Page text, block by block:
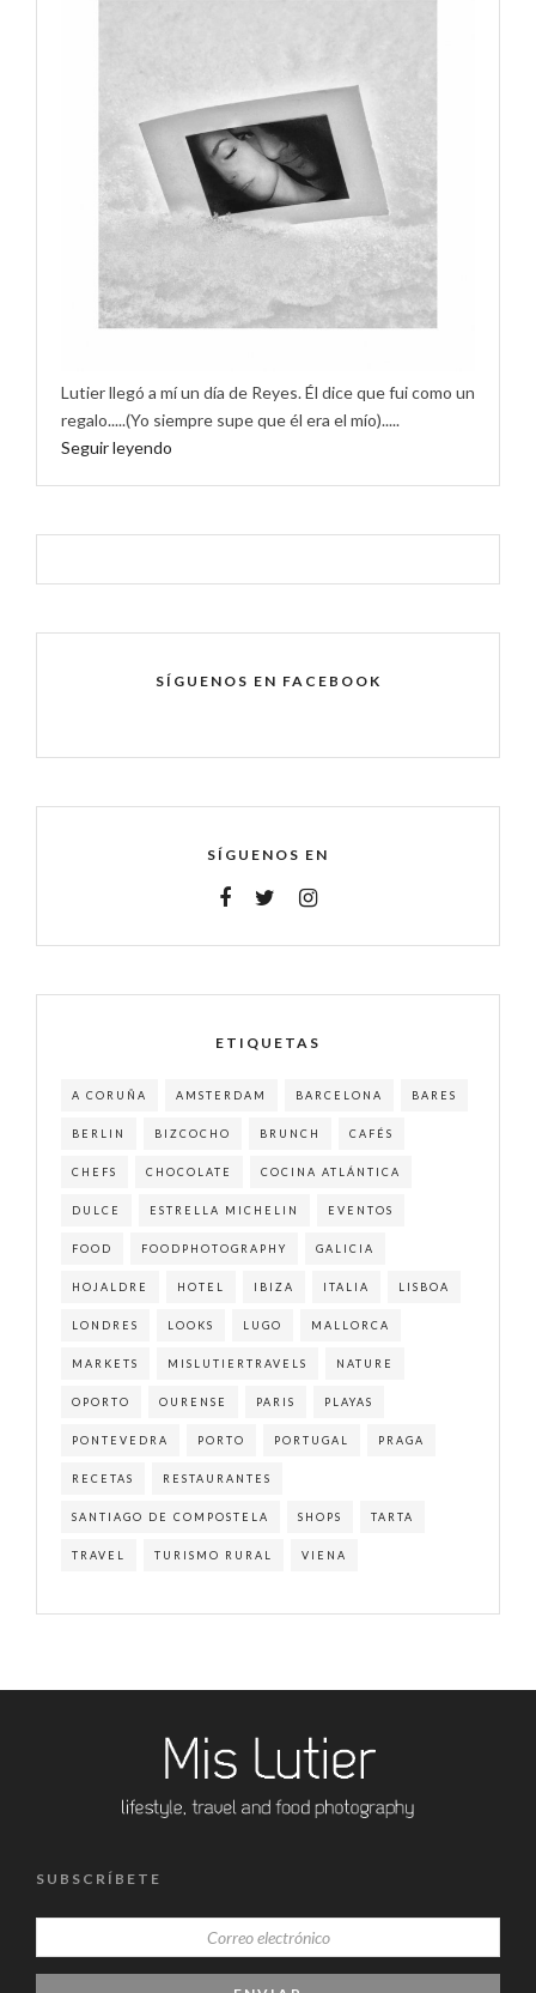
Lutier llegó a mí un día de Reyes. Él dice que fui como un
regalo.....(Yo siempre supe que él era el mío).....
Seguir leyendo
SÍGUENOS EN FACEBOOK
SÍGUENOS EN
ETIQUETAS
A CORUÑA AMSTERDAM BARCELONA BARES
BERLIN BIZCOCHO BRUNCH CAFÉS
CHEFS CHOCOLATE COCINA ATLÁNTICA
DULCE ESTRELLA MICHELIN EVENTOS
FOOD FOODPHOTOGRAPHY GALICIA
HOJALDRE HOTEL IBIZA ITALIA LISBOA
LONDRES LOOKS LUGO MALLORCA
MARKETS MISLUTIERTRAVELS NATURE
OPORTO OURENSE PARIS PLAYAS
PONTEVEDRA PORTO PORTUGAL PRAGA
RECETAS RESTAURANTES
SANTIAGO DE COMPOSTELA SHOPS TARTA
TRAVEL TURISMO RURAL VIENA
SUBSCRÍBETE